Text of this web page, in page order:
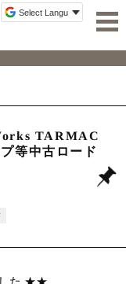
TARMAC
等中古ロード